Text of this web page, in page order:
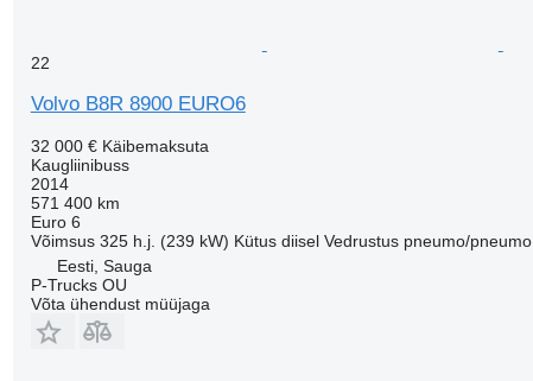
22
Volvo B8R 8900 EURO6
32 000 € Käibemaksuta
Kaugliinibuss
2014
571 400 km
Euro 6
Võimsus 325 h.j. (239 kW) Kütus diisel Vedrustus pneumo/pneumo
Eesti, Sauga
P-Trucks OU
Võta ühendust müüjaga